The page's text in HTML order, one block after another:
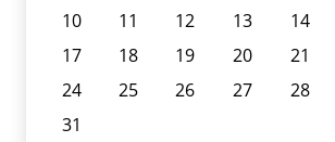
10
11 12 13 14
17
18 19 20 21
24
25 26 27 28
31